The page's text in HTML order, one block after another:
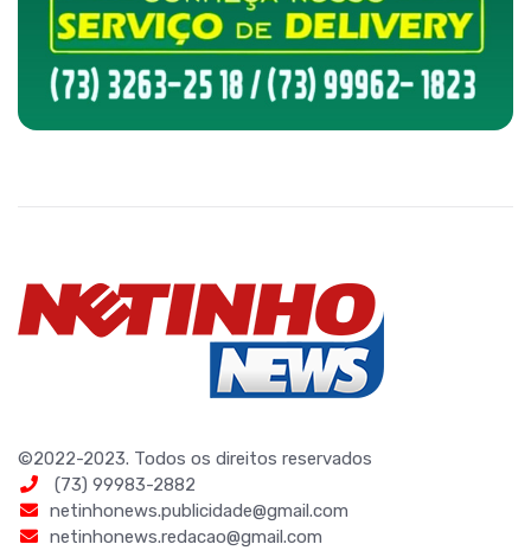
©2022-2023. Todos os direitos reservados
(73) 99983-2882
netinhonews.publicidade@gmail.com
netinhonews.redacao@gmail.com